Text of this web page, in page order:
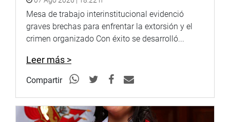
Mesa de trabajo interinstitucional evidenció
graves brechas para enfrentar la extorsión y el
crimen organizado Con éxito se desarrolló...
Leer más >
Compartir